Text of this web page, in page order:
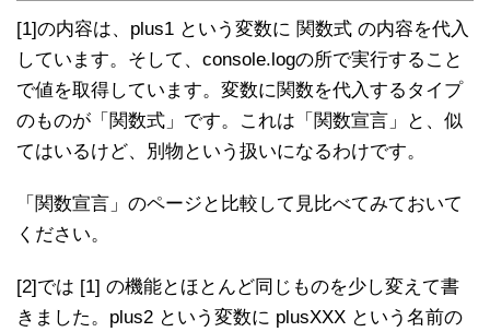
[1]の内容は、plus1 という変数に 関数式 の内容を代入
しています。そして、console.logの所で実行すること
で値を取得しています。変数に関数を代入するタイプ
のものが「関数式」です。これは「関数宣言」と、似
てはいるけど、別物という扱いになるわけです。
「関数宣言」のページと比較して見比べてみておいて
ください。
[2]では [1] の機能とほとんど同じものを少し変えて書
きました。plus2 という変数に plusXXX という名前の